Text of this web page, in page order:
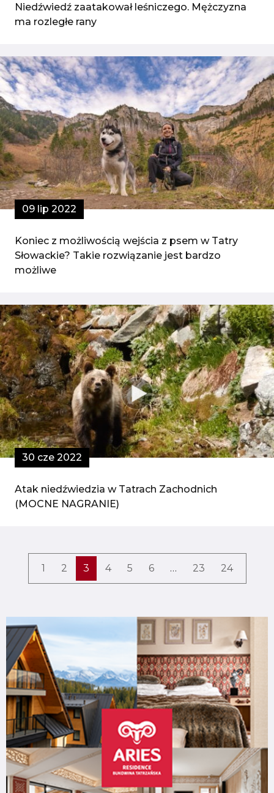
Niedźwiedź zaatakował leśniczego. Mężczyzna
ma rozległe rany
09 lip 2022
Koniec z możliwością wejścia z psem w Tatry
Słowackie? Takie rozwiązanie jest bardzo
możliwe
30 cze 2022
Atak niedźwiedzia w Tatrach Zachodnich
(MOCNE NAGRANIE)
1 2 3 4 5 6 … 23 24